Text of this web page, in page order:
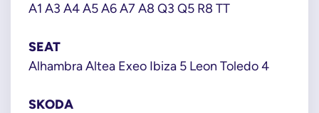
A1 A3 A4 A5 A6 A7 A8 Q3 Q5 R8 TT
SEAT
Alhambra Altea Exeo Ibiza 5 Leon Toledo 4
SKODA